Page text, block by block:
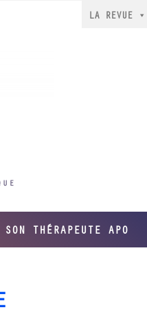
LA REVUE
SON THÉRAPEUTE APO